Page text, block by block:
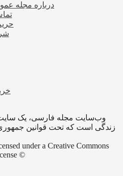
درباره مجله
وب‌سایت مجله فارسی، یک
زندگی است که تحت قوانین جمهوری
under a Creative Commons
©️